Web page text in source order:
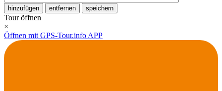
hinzufügen entfernen speichern
Tour öffnen
×
Öffnen mit GPS-Tour.info APP